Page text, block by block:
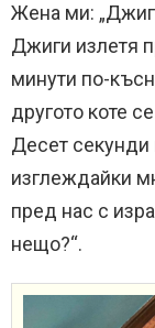
Жена ми:
Джиги излетя
минути по-
другото коте
Десет
изглеждайки
пред нас с
нещо?“.